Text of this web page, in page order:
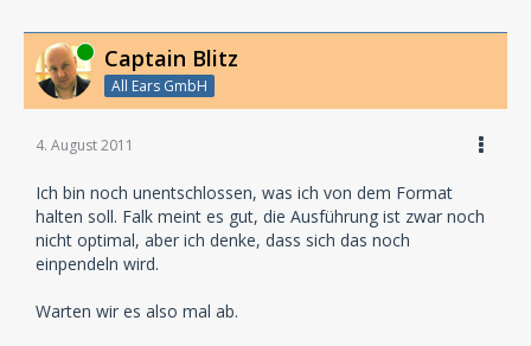
Online Captain Blitz
All Ears GmbH
4. August 2011
Ich bin noch unentschlossen, was ich von dem Format
halten soll. Falk meint es gut, die Ausführung ist zwar noch
nicht optimal, aber ich denke, dass sich das noch
einpendeln wird.
Warten wir es also mal ab.